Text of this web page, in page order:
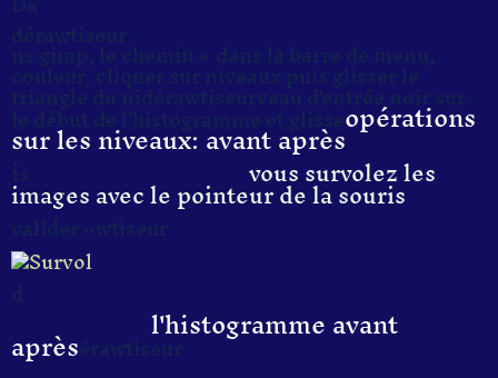
triangle du nidérawtiseurveau d'entrée noir sur
le début de l'histogramme et glisse opérations
sur les niveaux: avant après
i s vous survolez les
images avec le pointeur de la souris
l'histogramme avant
après érawtiseur